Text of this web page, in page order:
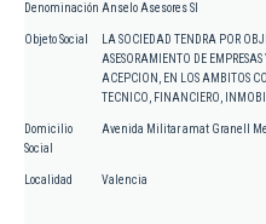
Denominación Anselo Asesores Sl
Objeto Social
LA SOCIEDAD TENDRA POR
ASESORAMIENTO DE
ACEPCION, EN LOS AMBITOS
TECNICO, FINANCIERO,
Domicilio
Social
Avenida Militar amat Granell
Localidad Valencia